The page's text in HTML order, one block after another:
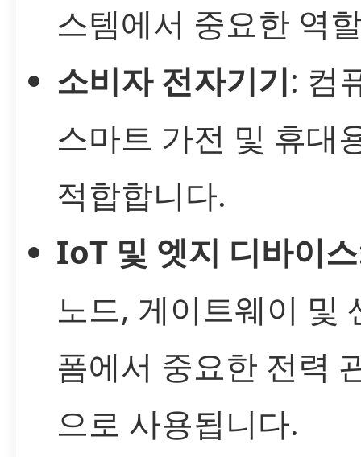
스템에서 중요한 역
소비자 전자기기: 컴
스마트 가전 및 휴대
적합합니다.
IoT 및 엣지 디바이스
노드, 게이트웨이 및
폼에서 중요한 전력
으로 사용됩니다.